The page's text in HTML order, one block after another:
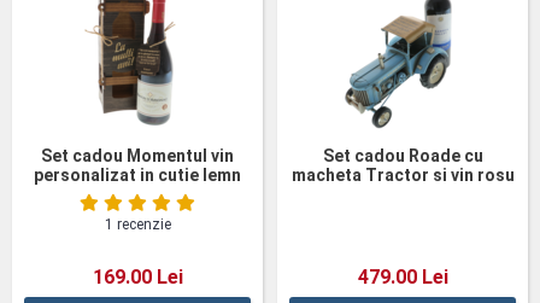
Set cadou Momentul vin
personalizat in cutie lemn
1 recenzie
169.00 Lei
Set cadou Roade cu
macheta Tractor si vin rosu
479.00 Lei